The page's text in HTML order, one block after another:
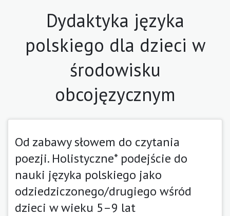
Dydaktyka języka
polskiego dla dzieci w
środowisku
obcojęzycznym
Od zabawy słowem do czytania
poezji. Holistyczne* podejście do
nauki języka polskiego jako
odziedziczonego/drugiego wśród
dzieci w wieku 5–9 lat